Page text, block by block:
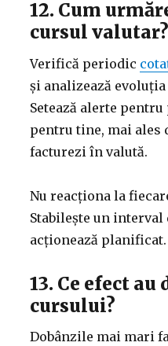
12. Cum
cursul valutar?
Verifică periodic
și analizează
Setează alerte
pentru tine, mai ales
facturezi în valută.
Nu reacționa la
Stabilește un interval
acționează planificat.
13. Ce efect
cursului?
Dobânzile mai mari